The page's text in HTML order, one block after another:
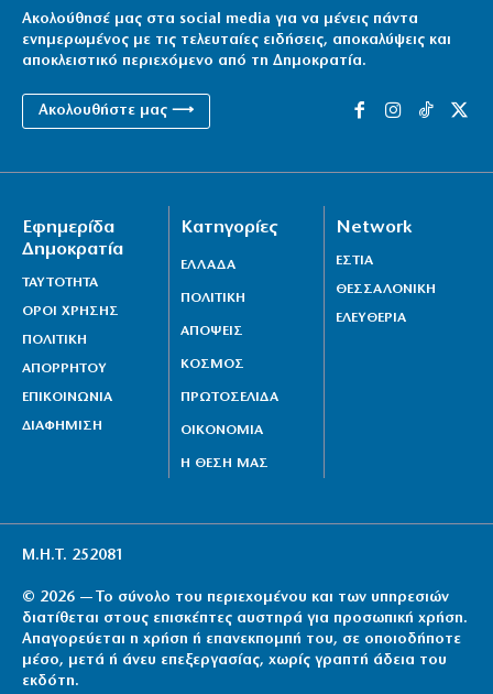
Ακολούθησέ μας στα social media για να μένεις πάντα
ενημερωμένος με τις τελευταίες ειδήσεις, αποκαλύψεις και
αποκλειστικό περιεχόμενο από τη Δημοκρατία.
Ακολουθήστε μας ⟶
Εφημερίδα
Δημοκρατία
ΤΑΥΤΟΤΗΤΑ
ΟΡΟΙ ΧΡΗΣΗΣ
ΠΟΛΙΤΙΚΗ
ΑΠΟΡΡΗΤΟΥ
ΕΠΙΚΟΙΝΩΝΙΑ
ΔΙΑΦΗΜΙΣΗ
Κατηγορίες
ΕΛΛΑΔΑ
ΠΟΛΙΤΙΚΗ
ΑΠΟΨΕΙΣ
ΚΟΣΜΟΣ
ΠΡΩΤΟΣΕΛΙΔΑ
ΟΙΚΟΝΟΜΙΑ
Η ΘΕΣΗ ΜΑΣ
Network
ΕΣΤΙΑ
ΘΕΣΣΑΛΟΝΙΚΗ
ΕΛΕΥΘΕΡΙΑ
Μ.Η.Τ. 252081
© 2026 — Το σύνολο του περιεχομένου και των υπηρεσιών
διατίθεται στους επισκέπτες αυστηρά για προσωπική χρήση.
Απαγορεύεται η χρήση ή επανεκπομπή του, σε οποιοδήποτε
μέσο, μετά ή άνευ επεξεργασίας, χωρίς γραπτή άδεια του
εκδότη.